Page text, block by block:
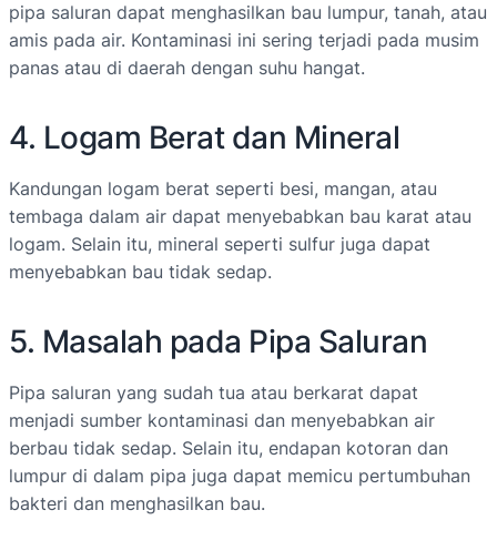
pipa saluran dapat menghasilkan bau lumpur, tanah, atau
amis pada air. Kontaminasi ini sering terjadi pada musim
panas atau di daerah dengan suhu hangat.
4. Logam Berat dan Mineral
Kandungan logam berat seperti besi, mangan, atau
tembaga dalam air dapat menyebabkan bau karat atau
logam. Selain itu, mineral seperti sulfur juga dapat
menyebabkan bau tidak sedap.
5. Masalah pada Pipa Saluran
Pipa saluran yang sudah tua atau berkarat dapat
menjadi sumber kontaminasi dan menyebabkan air
berbau tidak sedap. Selain itu, endapan kotoran dan
lumpur di dalam pipa juga dapat memicu pertumbuhan
bakteri dan menghasilkan bau.